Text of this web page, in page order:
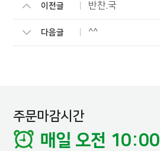
이전글 반찬.국
^^
다음글
주문마감시간
매일 오전 10:00